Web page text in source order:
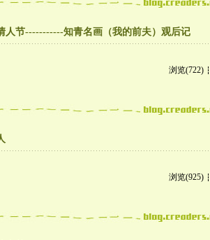
人节-----------知青名画（我的前夫）观后记
浏览(722)
浏览(925)